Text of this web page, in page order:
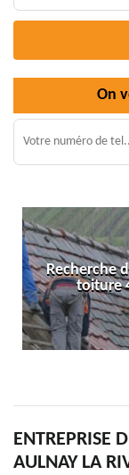
On
de fuite
45
ENTREPRISE
AULNAY LA